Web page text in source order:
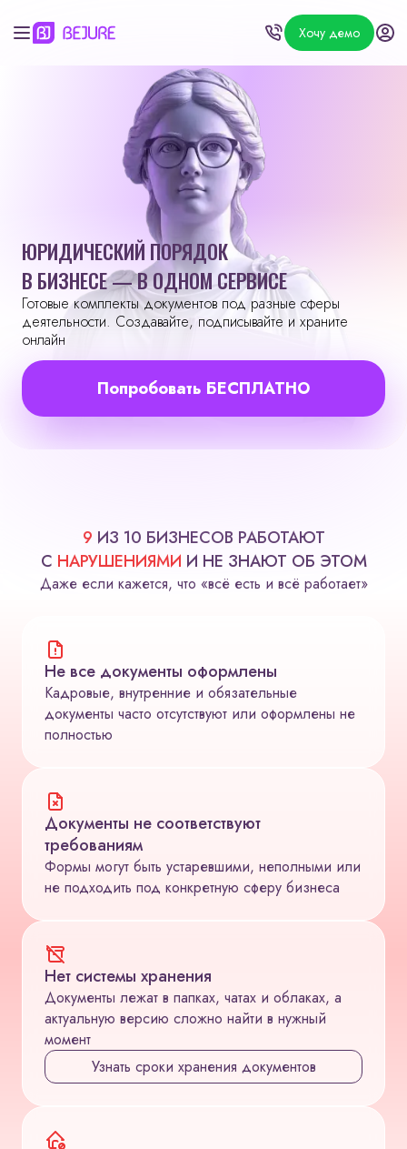
Хочу демо
ЮРИДИЧЕСКИЙ ПОРЯДОК
В БИЗНЕСЕ — В ОДНОМ СЕРВИСЕ
Готовые комплекты документов под разные сферы
деятельности. Создавайте, подписывайте и храните
онлайн
Попробовать БЕСПЛАТНО
9 ИЗ 10 БИЗНЕСОВ РАБОТАЮТ
С НАРУШЕНИЯМИ И НЕ ЗНАЮТ ОБ ЭТОМ
Даже если кажется, что «всё есть и всё работает»
Не все документы оформлены
Кадровые, внутренние и обязательные
документы часто отсутствуют или оформлены не
полностью
Документы не соответствуют
требованиям
Формы могут быть устаревшими, неполными или
не подходить под конкретную сферу бизнеса
Нет системы хранения
Документы лежат в папках, чатах и облаках, а
актуальную версию сложно найти в нужный
момент
Узнать сроки хранения документов